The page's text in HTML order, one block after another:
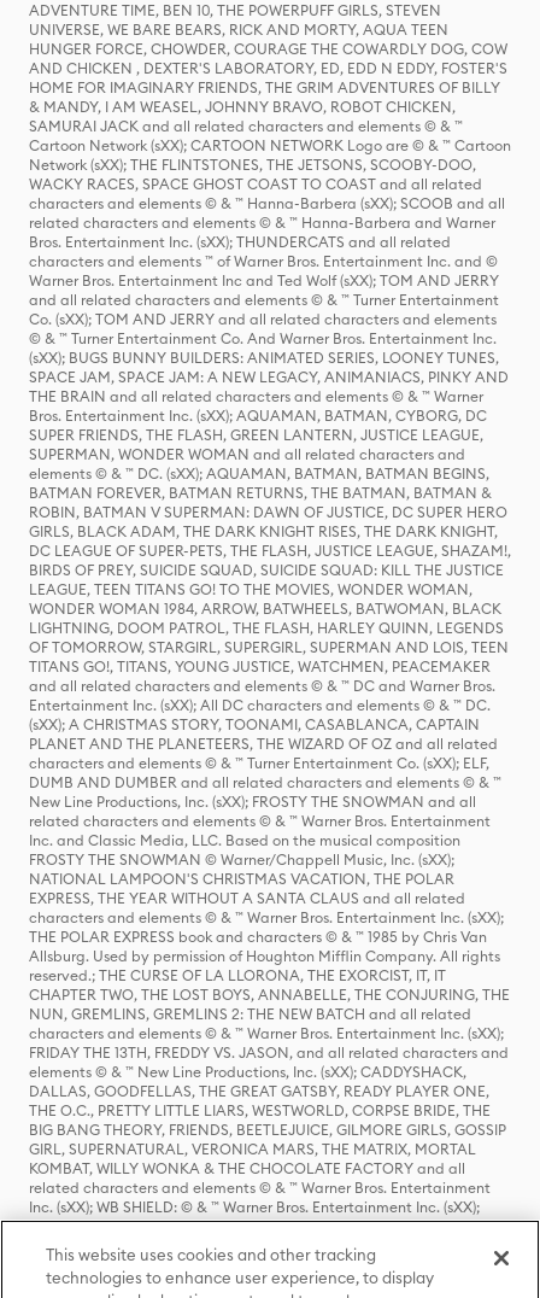
ADVENTURE TIME, BEN 10, THE POWERPUFF GIRLS, STEVEN
UNIVERSE, WE BARE BEARS, RICK AND MORTY, AQUA TEEN
HUNGER FORCE, CHOWDER, COURAGE THE COWARDLY DOG, COW
AND CHICKEN , DEXTER'S LABORATORY, ED, EDD N EDDY, FOSTER'S
HOME FOR IMAGINARY FRIENDS, THE GRIM ADVENTURES OF BILLY
& MANDY, I AM WEASEL, JOHNNY BRAVO, ROBOT CHICKEN,
SAMURAI JACK and all related characters and elements © & ™
Cartoon Network (sXX); CARTOON NETWORK Logo are © & ™ Cartoon
Network (sXX); THE FLINTSTONES, THE JETSONS, SCOOBY-DOO,
WACKY RACES, SPACE GHOST COAST TO COAST and all related
characters and elements © & ™ Hanna-Barbera (sXX); SCOOB and all
related characters and elements © & ™ Hanna-Barbera and Warner
Bros. Entertainment Inc. (sXX); THUNDERCATS and all related
characters and elements ™ of Warner Bros. Entertainment Inc. and ©
Warner Bros. Entertainment Inc and Ted Wolf (sXX); TOM AND JERRY
and all related characters and elements © & ™ Turner Entertainment
Co. (sXX); TOM AND JERRY and all related characters and elements
© & ™ Turner Entertainment Co. And Warner Bros. Entertainment Inc.
(sXX); BUGS BUNNY BUILDERS: ANIMATED SERIES, LOONEY TUNES,
SPACE JAM, SPACE JAM: A NEW LEGACY, ANIMANIACS, PINKY AND
THE BRAIN and all related characters and elements © & ™ Warner
Bros. Entertainment Inc. (sXX); AQUAMAN, BATMAN, CYBORG, DC
SUPER FRIENDS, THE FLASH, GREEN LANTERN, JUSTICE LEAGUE,
SUPERMAN, WONDER WOMAN and all related characters and
elements © & ™ DC. (sXX); AQUAMAN, BATMAN, BATMAN BEGINS,
BATMAN FOREVER, BATMAN RETURNS, THE BATMAN, BATMAN &
ROBIN, BATMAN V SUPERMAN: DAWN OF JUSTICE, DC SUPER HERO
GIRLS, BLACK ADAM, THE DARK KNIGHT RISES, THE DARK KNIGHT,
DC LEAGUE OF SUPER-PETS, THE FLASH, JUSTICE LEAGUE, SHAZAM!,
BIRDS OF PREY, SUICIDE SQUAD, SUICIDE SQUAD: KILL THE JUSTICE
LEAGUE, TEEN TITANS GO! TO THE MOVIES, WONDER WOMAN,
WONDER WOMAN 1984, ARROW, BATWHEELS, BATWOMAN, BLACK
LIGHTNING, DOOM PATROL, THE FLASH, HARLEY QUINN, LEGENDS
OF TOMORROW, STARGIRL, SUPERGIRL, SUPERMAN AND LOIS, TEEN
TITANS GO!, TITANS, YOUNG JUSTICE, WATCHMEN, PEACEMAKER
and all related characters and elements © & ™ DC and Warner Bros.
Entertainment Inc. (sXX); All DC characters and elements © & ™ DC.
(sXX); A CHRISTMAS STORY, TOONAMI, CASABLANCA, CAPTAIN
PLANET AND THE PLANETEERS, THE WIZARD OF OZ and all related
characters and elements © & ™ Turner Entertainment Co. (sXX); ELF,
DUMB AND DUMBER and all related characters and elements © & ™
New Line Productions, Inc. (sXX); FROSTY THE SNOWMAN and all
related characters and elements © & ™ Warner Bros. Entertainment
Inc. and Classic Media, LLC. Based on the musical composition
FROSTY THE SNOWMAN © Warner/Chappell Music, Inc. (sXX);
NATIONAL LAMPOON'S CHRISTMAS VACATION, THE POLAR
EXPRESS, THE YEAR WITHOUT A SANTA CLAUS and all related
characters and elements © & ™ Warner Bros. Entertainment Inc. (sXX);
THE POLAR EXPRESS book and characters © & ™ 1985 by Chris Van
Allsburg. Used by permission of Houghton Mifflin Company. All rights
reserved.; THE CURSE OF LA LLORONA, THE EXORCIST, IT, IT
CHAPTER TWO, THE LOST BOYS, ANNABELLE, THE CONJURING, THE
NUN, GREMLINS, GREMLINS 2: THE NEW BATCH and all related
characters and elements © & ™ Warner Bros. Entertainment Inc. (sXX);
FRIDAY THE 13TH, FREDDY VS. JASON, and all related characters and
elements © & ™ New Line Productions, Inc. (sXX); CADDYSHACK,
DALLAS, GOODFELLAS, THE GREAT GATSBY, READY PLAYER ONE,
THE O.C., PRETTY LITTLE LIARS, WESTWORLD, CORPSE BRIDE, THE
BIG BANG THEORY, FRIENDS, BEETLEJUICE, GILMORE GIRLS, GOSSIP
GIRL, SUPERNATURAL, VERONICA MARS, THE MATRIX, MORTAL
KOMBAT, WILLY WONKA & THE CHOCOLATE FACTORY and all
related characters and elements © & ™ Warner Bros. Entertainment
Inc. (sXX); WB SHIELD: © & ™ Warner Bros. Entertainment Inc. (sXX);
HOUSE OF THE DRAGON, GAME OF THRONES, and all related
characters and elements © & ™ Home Box Office, Inc. (sXX); CHILLING
ADVENTURES OF SABRINA, RIVERDALE © & ™ Warner Bros.
Entertainment Inc. Archie Comics and all related characters and
This website uses cookies and other tracking
technologies to enhance user experience, to display